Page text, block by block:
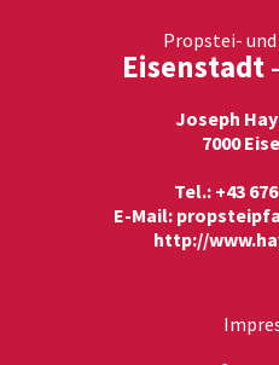
Propstei-
Eisenstadt
Joseph
7000
Tel.: +43
E-Mail:
http://